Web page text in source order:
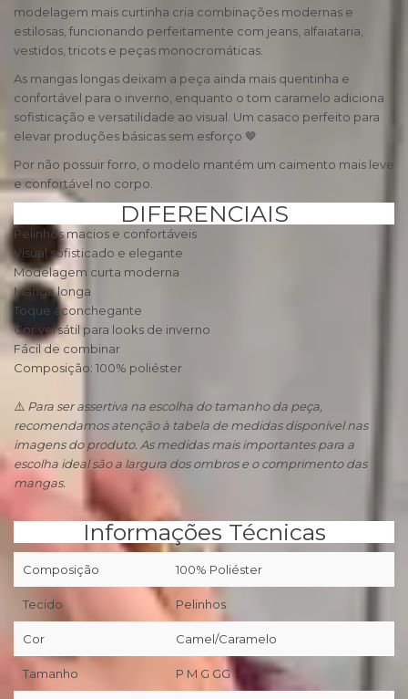
modelagem mais curtinha cria combinações modernas e
estilosas, funcionando perfeitamente com jeans, alfaiataria,
vestidos, tricots e peças monocromáticas.
As mangas longas deixam a peça ainda mais quentinha e
confortável para o inverno, enquanto o tom caramelo adiciona
sofisticação e versatilidade ao visual. Um casaco perfeito para
elevar produções básicas sem esforço 🤎
Por não possuir forro, o modelo mantém um caimento mais leve
e confortável no corpo.
DIFERENCIAIS
Pelinhos macios e confortáveis
Visual sofisticado e elegante
Modelagem curta moderna
Manga longa
Toque aconchegante
Cor versátil para looks de inverno
Fácil de combinar
Composição: 100% poliéster
⚠️ Para ser assertiva na escolha do tamanho da peça,
recomendamos atenção à tabela de medidas disponível nas
imagens do produto. As medidas mais importantes para a
escolha ideal são a largura dos ombros e o comprimento das
mangas.
Informações Técnicas
Composição 100% Poliéster
Tecido Pelinhos
Cor Camel/Caramelo
Tamanho P M G GG